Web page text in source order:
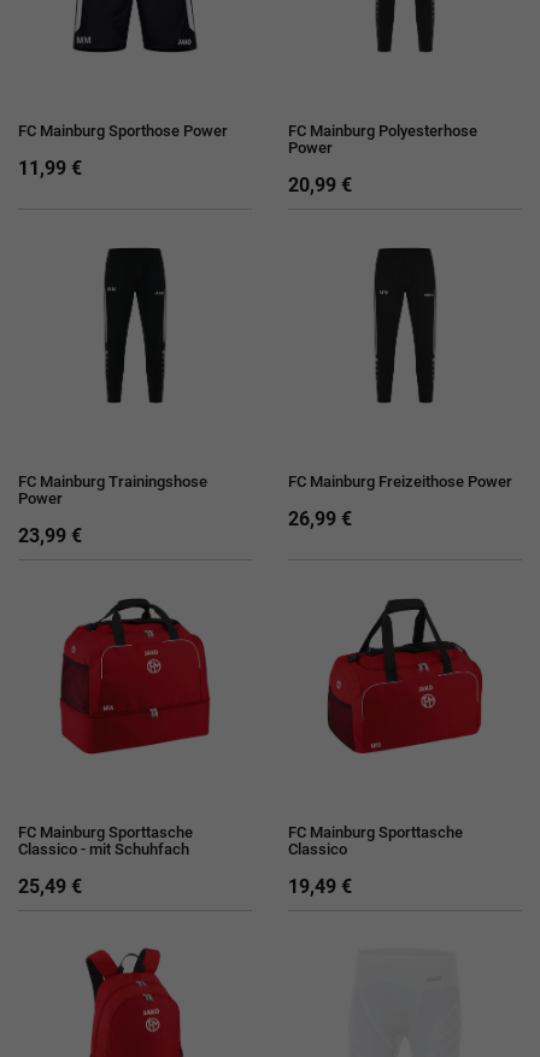
FC Mainburg Sporthose Power
11,99 €
FC Mainburg Polyesterhose
Power
20,99 €
FC Mainburg Trainingshose
Power
23,99 €
FC Mainburg Freizeithose Power
26,99 €
FC Mainburg Sporttasche
Classico - mit Schuhfach
25,49 €
FC Mainburg Sporttasche
Classico
19,49 €